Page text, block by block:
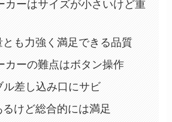
カーはサイズが小さいけど重
も力強く満足できる品質
カーの難点はボタン操作
ル差し込み口にサビ
けど総合的には満足